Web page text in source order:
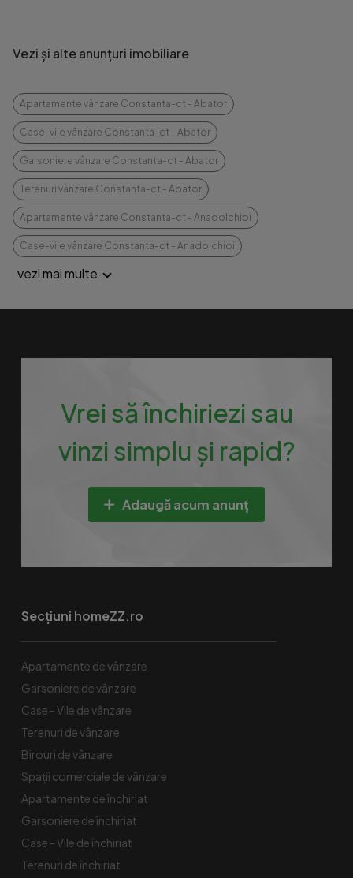
Vezi și alte anunțuri imobiliare
Apartamente vânzare Constanta-ct - Abator
Case-vile vânzare Constanta-ct - Abator
Garsoniere vânzare Constanta-ct - Abator
Terenuri vânzare Constanta-ct - Abator
Apartamente vânzare Constanta-ct - Anadolchioi
Case-vile vânzare Constanta-ct - Anadolchioi
vezi mai multe
Vrei să închiriezi sau
vinzi simplu și rapid?
Adaugă acum anunț
Secțiuni homeZZ.ro
Apartamente de vânzare
Garsoniere de vânzare
Case - Vile de vânzare
Terenuri de vânzare
Birouri de vânzare
Spaţii comerciale de vânzare
Apartamente de închiriat
Garsoniere de închiriat
Case - Vile de închiriat
Terenuri de închiriat